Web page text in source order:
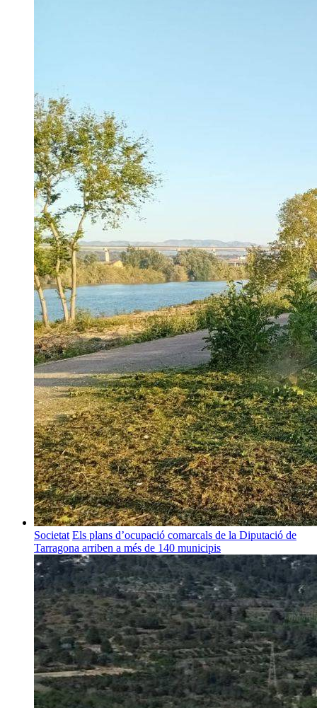
Societat Els plans d’ocupació comarcals de la Diputació de
Tarragona arriben a més de 140 municipis